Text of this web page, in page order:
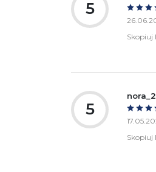
5
Skopiuj
5
Skopiuj